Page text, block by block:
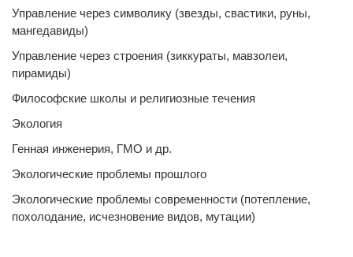
Управление через символику (звезды, свастики, руны,
мангедавиды)
Управление через строения (зиккураты, мавзолеи,
пирамиды)
Философские школы и религиозные течения
Экология
Генная инженерия, ГМО и др.
Экологические проблемы прошлого
Экологические проблемы современности (потепление,
похолодание, исчезновение видов, мутации)